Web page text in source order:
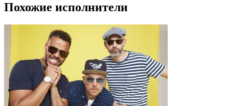
Похожие исполнители